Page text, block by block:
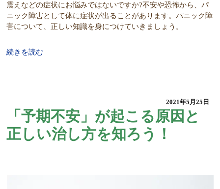
震えなどの症状にお悩みではないですか?不安や恐怖から、パ
ニック障害として体に症状が出ることがあります。パニック障
害について、正しい知識を身につけていきましょう。
続きを読む
2021年5月25日
「予期不安」が起こる原因と
正しい治し方を知ろう！